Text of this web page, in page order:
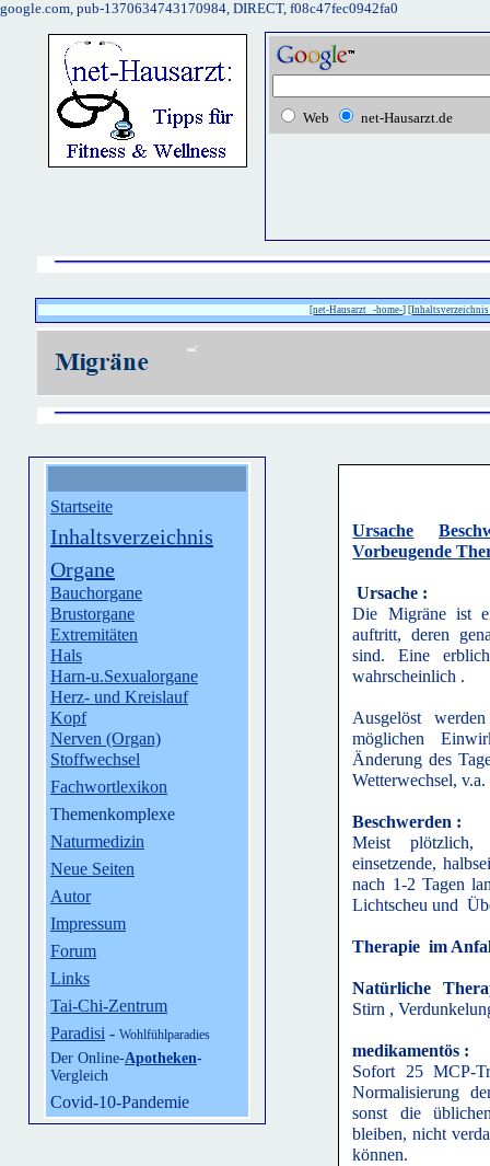
google.com, pub-1370634743170984, DIRECT, f08c47fec0942fa0
Web net-Hausarzt.de
[net-Hausarzt -home-] [
Startseite
Inhaltsverzeichnis
Organe
Bauchorgane
Brustorgane
Extremitäten
Hals
Harn-u.Sexualorgane
Herz- und Kreislauf
Kopf
Nerven (Organ)
Stoffwechsel
Fachwortlexikon
Themenkomplexe
Naturmedizin
Neue Seiten
Autor
Impressum
Forum
Links
Tai-Chi-Zentrum
Paradisi - Wohlfühlparadies
Der Online-Apotheken-
Vergleich
Covid-10-Pandemie
Ursache
Vorbeugende
Ursache :
Die Migräne ist
auftritt, deren
sind. Eine
wahrscheinlich .
Ausgelöst
möglichen
Änderung des
Wetterwechsel,
Beschwerden :
Meist plötzlich,
einsetzende,
nach 1-2 Tagen
Lichtscheu und
Therapie im
Natürliche
Stirn ,
medikamentös :
Sofort 25 MCP-
Normalisierung
sonst die
bleiben, nicht
können.